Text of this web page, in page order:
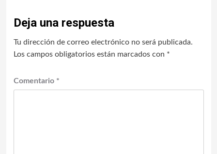
Deja una respuesta
Tu dirección de correo electrónico no será publicada.
Los campos obligatorios están marcados con *
Comentario *